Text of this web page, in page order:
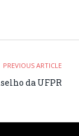
PREVIOUS ARTICLE
da UFPR